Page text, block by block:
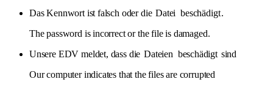
Das Kennwort ist falsch oder die Datei beschädigt.
The password is incorrect or the file is damaged.
Unsere EDV meldet, dass die Dateien beschädigt sind
Our computer indicates that the files are corrupted